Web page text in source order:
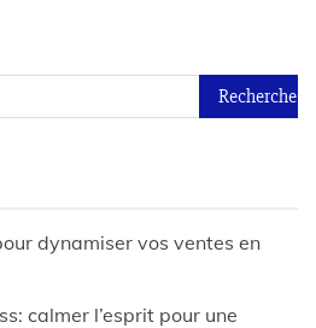
dynamiser vos ventes en
calmer l’esprit pour une